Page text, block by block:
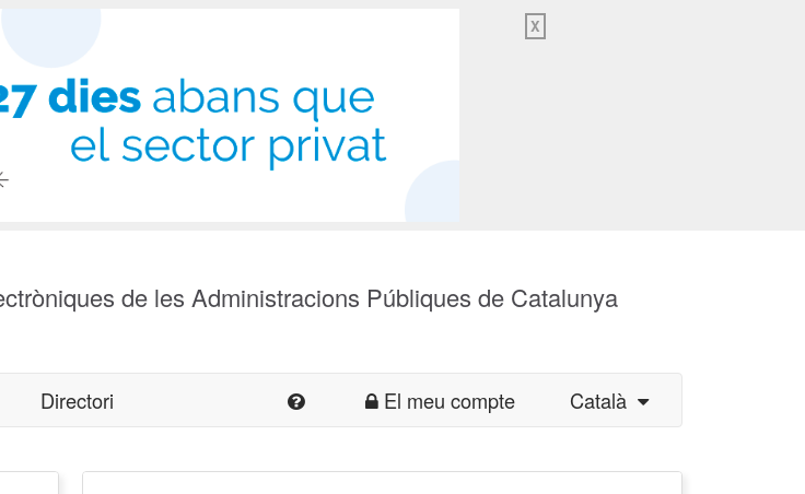
X
de les Administracions Públiques de Catalunya
Directori El meu compte Català